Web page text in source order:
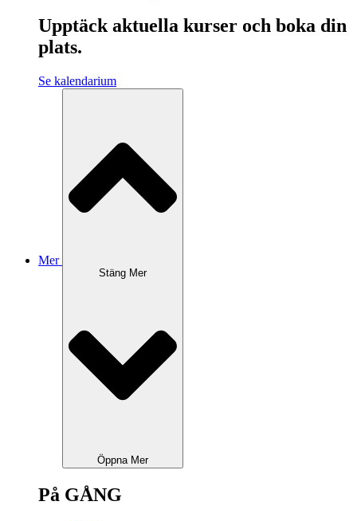
Upptäck aktuella kurser och boka din
plats.
Se kalendarium
Mer
Stäng Mer
Öppna Mer
På GÅNG